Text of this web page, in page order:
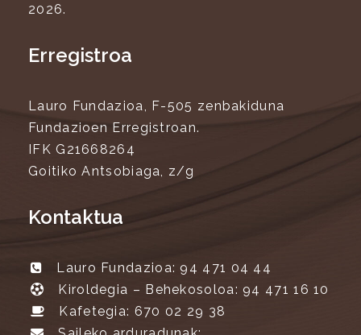
2026.
Erregistroa
Lauro Fundazioa, F-505 zenbakiduna
Fundazioen Erregistroan.
IFK G21668264
Goitiko Antsobiaga, z/g
Kontaktua
Lauro Fundazioa: 94 471 04 44
Kiroldegia – Behekosoloa: 94 471 16 10
Kafetegia: 670 02 29 38